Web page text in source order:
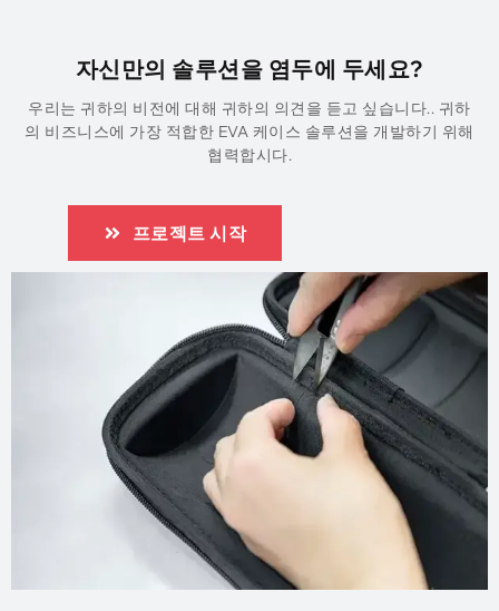
자신만의 솔루션을 염두에 두세요?
우리는 귀하의 비전에 대해 귀하의 의견을 듣고 싶습니다.. 귀하
의 비즈니스에 가장 적합한 EVA 케이스 솔루션을 개발하기 위해
협력합시다.
프로젝트 시작